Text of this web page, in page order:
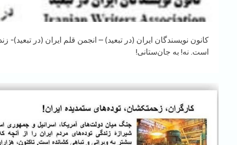
کانون نویسندگان ایران (در تبعید) – انجمن قلم ایران (در تبعید)-
است. نه! به جان‌ستانی!